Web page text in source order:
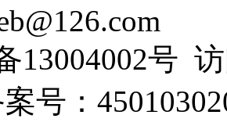
13004002号
号：